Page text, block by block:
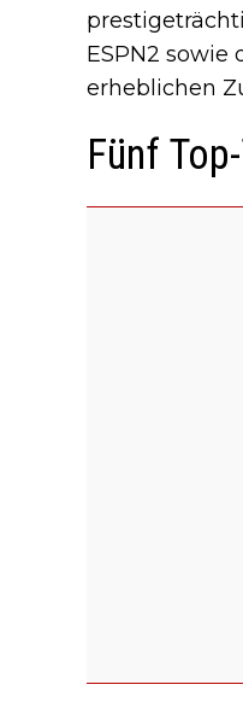
ESPN2 sowie
erheblichen
Fünf